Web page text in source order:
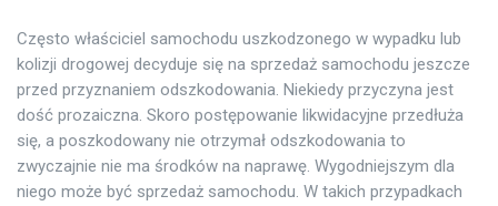
Często właściciel samochodu uszkodzonego w wypadku lub
kolizji drogowej decyduje się na sprzedaż samochodu jeszcze
przed przyznaniem odszkodowania. Niekiedy przyczyna jest
dość prozaiczna. Skoro postępowanie likwidacyjne przedłuża
się, a poszkodowany nie otrzymał odszkodowania to
zwyczajnie nie ma środków na naprawę. Wygodniejszym dla
niego może być sprzedaż samochodu. W takich przypadkach